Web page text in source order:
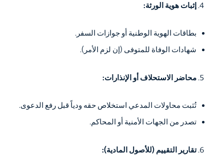
إثبات هوية الورثة:
بطاقات الهوية الوطنية أو جوازات السفر.
شهادات الوفاة للمتوفى (إن لزم الأمر).
محاضر الاستحلاف أو الإنذارات:
تُثبت محاولات المدعي استخلاص حقه ودياً قبل رفع الدعوى.
تصدر من الجهات الأمنية أو المحاكم.
تقارير التقييم (للأصول المادية):